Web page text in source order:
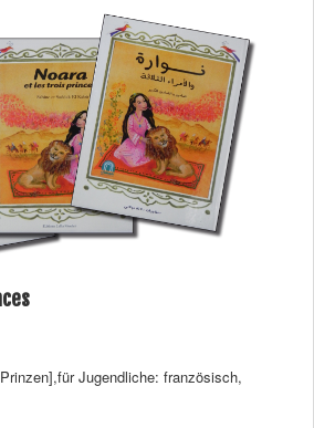
Jugendliche: französisch,